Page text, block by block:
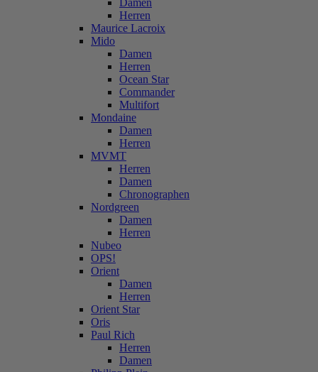
Damen
Herren
Maurice Lacroix
Mido
Damen
Herren
Ocean Star
Commander
Multifort
Mondaine
Damen
Herren
MVMT
Herren
Damen
Chronographen
Nordgreen
Damen
Herren
Nubeo
OPS!
Orient
Damen
Herren
Orient Star
Oris
Paul Rich
Herren
Damen